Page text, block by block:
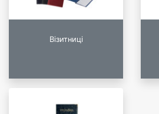
Візитниці